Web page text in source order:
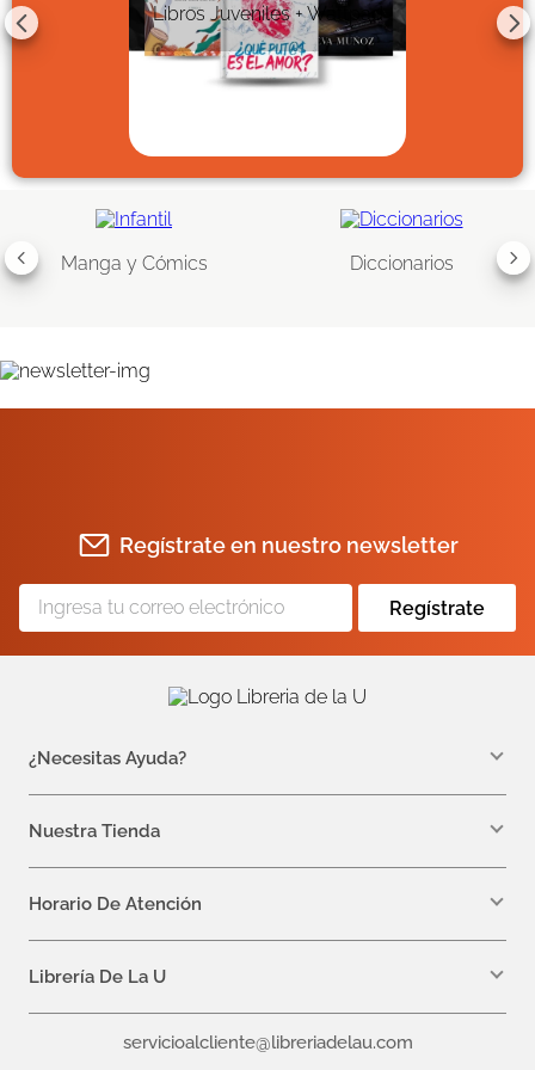
Libros Juveniles + Wattpad
Manga y Cómics Diccionarios
Regístrate en nuestro newsletter
Regístrate
¿Necesitas Ayuda?
WhatsApp +57 310 7157616
servicioalcliente@libreriadelau.com
Nuestra Tienda
Librería de la U - Teusaquillo
Calle 32a # 19- 24
Horario De Atención
Lunes, Jueves y Viernes: 7:00 a.m a 5:00 p.m
Martes y Miércoles: 7:00 a.m a 6:00 p.m.
Librería De La U
¿Quiénes somos?
Editoriales aliadas
servicioalcliente@libreriadelau.com